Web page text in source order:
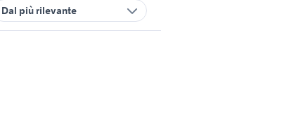
Dal più rilevante